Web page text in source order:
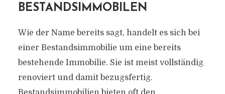
BESTANDSIMMOBILEN
Wie der Name bereits sagt, handelt es sich bei
einer Bestandsimmobilie um eine bereits
bestehende Immobilie. Sie ist meist vollständig
renoviert und damit bezugsfertig.